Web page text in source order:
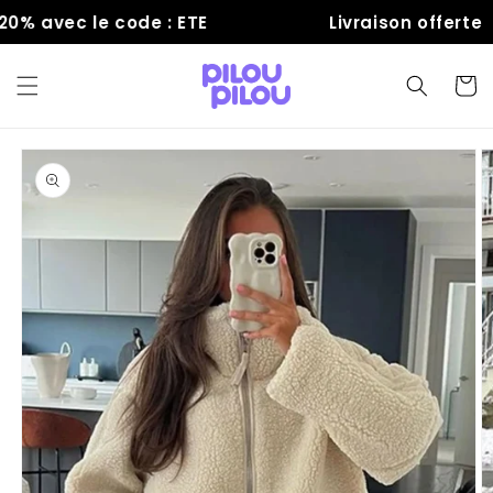
passer
au
avec le code : ETE Livraison offerte
Panier
Passer aux
informations
produits